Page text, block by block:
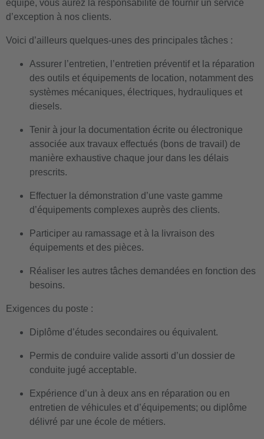
équipe, vous aurez la responsabilité de fournir un service
d’exception à nos clients.
Voici d’ailleurs quelques-unes des principales tâches :
Assurer l’entretien, l’entretien préventif et la réparation
des outils et équipements de location, notamment des
systèmes mécaniques, électriques, hydrauliques et
diesels.
Tenir à jour la documentation écrite ou électronique
associée aux travaux effectués (bons de travail) de
manière exhaustive chaque jour dans les délais
prescrits.
Effectuer la démonstration d’une vaste gamme
d’équipements complexes auprès des clients.
Participer au ramassage et à la livraison des
équipements et des pièces.
Réaliser les autres tâches demandées en fonction des
besoins.
Exigences du poste :
Diplôme d’études secondaires ou équivalent.
Permis de conduire valide assorti d’un dossier de
conduite jugé acceptable.
Expérience d’un à deux ans en réparation ou en
entretien de véhicules et d’équipements; ou diplôme
délivré par une école de métiers.